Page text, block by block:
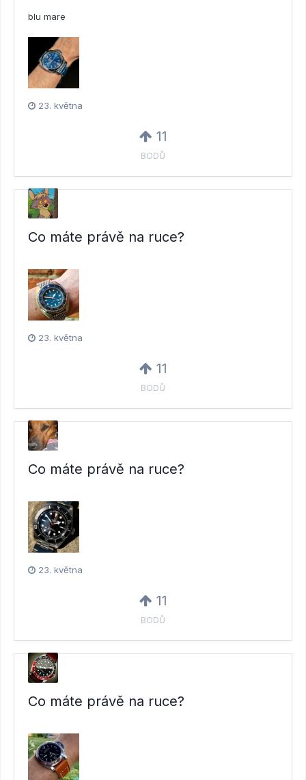
blu mare
23. května
11
BODŮ
Co máte právě na ruce?
23. května
11
BODŮ
Co máte právě na ruce?
23. května
11
BODŮ
Co máte právě na ruce?